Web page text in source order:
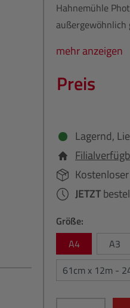
Hahnemühle
mehr anzeigen
Preis
Lagernd,
JETZT
Größe:
A4
A3
61cm x 12m -